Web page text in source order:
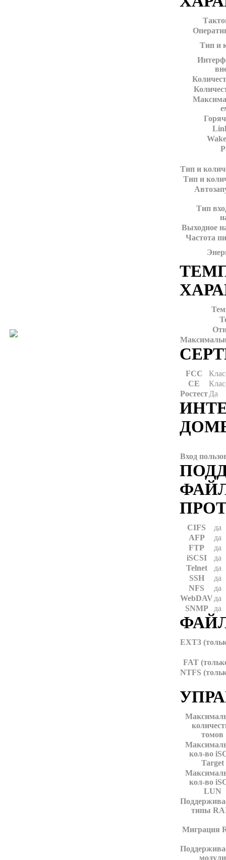
Тип и
Тип и
Тип и
Тип
Выходное
Частота
FCC
CE
Ростест Да
Вход
CIFS
да
AFP
да
FTP
да
iSCSI
да
Telnet
да
SSH
да
NFS
да
WebDAVда
SNMP
да
EXT3
FAT
NTFS
томов
кол-во
Target
кол-во
LUN
типы
Миграция
модули